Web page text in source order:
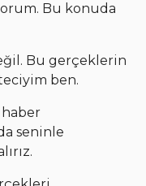
Bu konuda
Bu gerçeklerin
ben.
haber
seninle